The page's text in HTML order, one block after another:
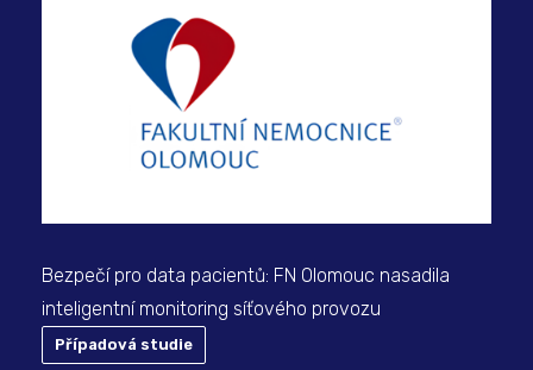
Bezpečí pro data pacientů: FN Olomouc nasadila
inteligentní monitoring síťového provozu
Případová studie